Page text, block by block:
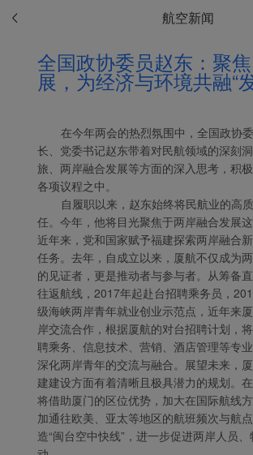
航空新闻
全国政协委员赵东：聚
展，为经济与环境共融“
在今年两会的热烈氛围中，全国政协
长、党委书记赵东带着对民航领域的深刻
旅、两岸融合发展等方面的深入思考，积
各项议程之中。
自履职以来，赵东始终将民航业的高
任。今年，他将目光聚焦于两岸融合发展这
近年来，党和国家赋予福建探索两岸融合
任务。去年，自成立以来，厦航不仅成为
的见证者，更是推动者与参与者。从筹备
往返航线，2017年起赴台招聘乘务员，
级海峡两岸青年就业创业示范点，近年来
岸交流合作，根据厦航的对台招聘计划，
聘乘务、信息技术、营销、酒店管理等专
深化两岸青年的交流与融合。展望未来，
建建设方面有着清晰且极具潜力的规划。
将借助厦门的区位优势，加大在国际航线
加通往欧美、亚太等地区的航班频次与航
造“闽台空中快线”，进一步促进两岸人员
Xiamenair.com使用功能
型和分析型Cookie 来确
保我们的网站正常运行，
并为您提供最佳的用户体
验。 使用本网站，功能
和分析型Cookie将被安装
在您的浏览器中。
在您的同意下，我们还将
使用营销Cookie (i) 分析
我们的营销绩效 (ii) 个性
化我们广告中的优惠信
息。 通过放置这些
Cookie，厦门航空和第三